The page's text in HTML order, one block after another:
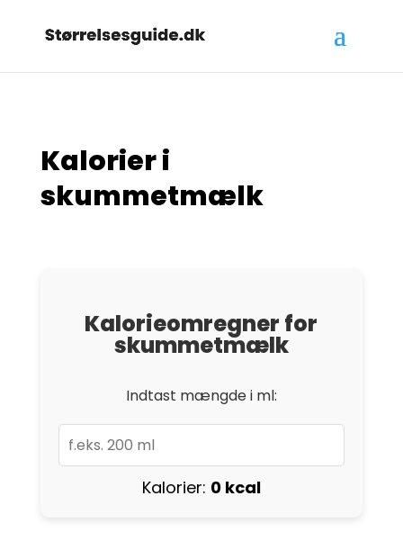
Kalorier i
skummetmælk
Kalorieomregner for
skummetmælk
Indtast mængde i ml:
Kalorier: 0 kcal